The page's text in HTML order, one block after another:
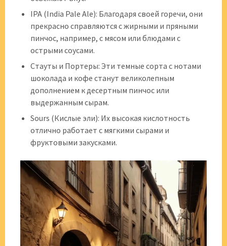
IPA (India Pale Ale): Благодаря своей горечи, они
прекрасно справляются с жирными и пряными
пинчос, например, с мясом или блюдами с
острыми соусами.
Стауты и Портеры: Эти темные сорта с нотами
шоколада и кофе станут великолепным
дополнением к десертным пинчос или
выдержанным сырам.
Sours (Кислые эли): Их высокая кислотность
отлично работает с мягкими сырами и
фруктовыми закусками.